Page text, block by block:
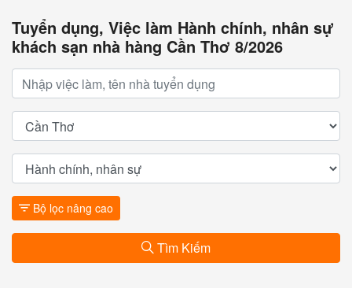
Tuyển dụng, Việc làm Hành chính, nhân sự
khách sạn nhà hàng Cần Thơ 8/2026
Bộ lọc nâng cao
Tìm Kiếm